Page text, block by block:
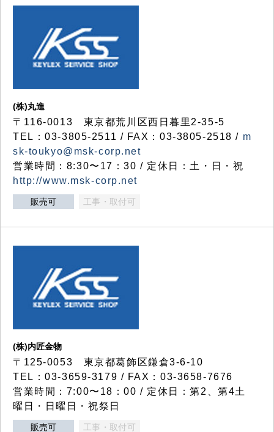
(株)丸進
〒116-0013 東京都荒川区西日暮里2-35-5
TEL：03-3805-2511 / FAX：03-3805-2518 / m
sk-toukyo@msk-corp.net
営業時間：8:30〜17：30 / 定休日：土・日・祝
http://www.msk-corp.net
販売可 工事・取付可
(株)内匠金物
〒125-0053 東京都葛飾区鎌倉3-6-10
TEL：03-3659-3179 / FAX：03-3658-7676
営業時間：7:00〜18：00 / 定休日：第2、第4土
曜日・日曜日・祝祭日
販売可 工事・取付可